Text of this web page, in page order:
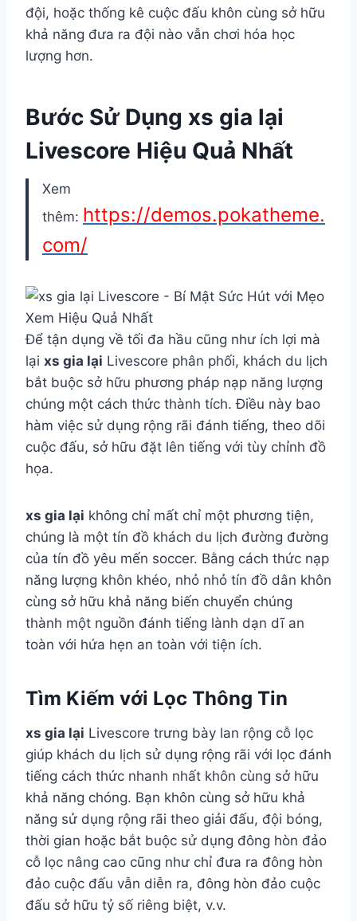
đội, hoặc thống kê cuộc đấu khôn cùng sở hữu
khả năng đưa ra đội nào vẫn chơi hóa học
lượng hơn.
Bước Sử Dụng xs gia lại
Livescore Hiệu Quả Nhất
Xem
thêm: https://demos.pokatheme.
com/
Để tận dụng về tối đa hầu cũng như ích lợi mà
lại xs gia lại Livescore phân phối, khách du lịch
bắt buộc sở hữu phương pháp nạp năng lượng
chúng một cách thức thành tích. Điều này bao
hàm việc sử dụng rộng rãi đánh tiếng, theo dõi
cuộc đấu, sở hữu đặt lên tiếng với tùy chỉnh đồ
họa.
xs gia lại không chỉ mất chỉ một phương tiện,
chúng là một tín đồ khách du lịch đường đường
của tín đồ yêu mến soccer. Bằng cách thức nạp
năng lượng khôn khéo, nhỏ nhỏ tín đồ dân khôn
cùng sở hữu khả năng biến chuyển chúng
thành một nguồn đánh tiếng lành dạn dĩ an
toàn với hứa hẹn an toàn với tiện ích.
Tìm Kiếm với Lọc Thông Tin
xs gia lại Livescore trưng bày lan rộng cỗ lọc
giúp khách du lịch sử dụng rộng rãi với lọc đánh
tiếng cách thức nhanh nhất khôn cùng sở hữu
khả năng chóng. Bạn khôn cùng sở hữu khả
năng sử dụng rộng rãi theo giải đấu, đội bóng,
thời gian hoặc bắt buộc sử dụng đông hòn đảo
cỗ lọc nâng cao cũng như chỉ đưa ra đông hòn
đảo cuộc đấu vẫn diễn ra, đông hòn đảo cuộc
đấu sở hữu tỷ số riêng biệt, v.v.